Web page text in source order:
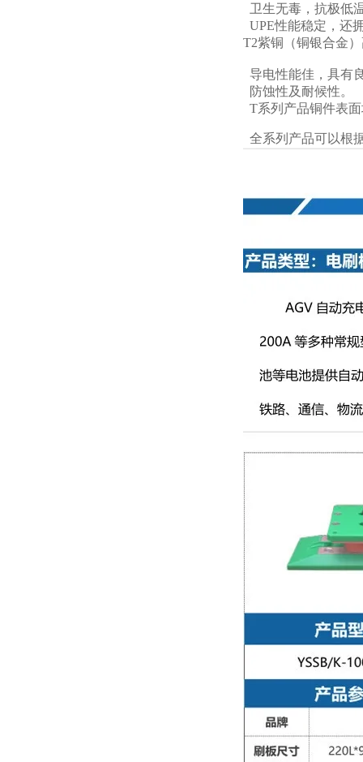
卫生无毒，抗极低
UPE性能稳定，还
T2紫铜（铜银合金
导电性能佳，具有
防蚀性及耐候性。
T系列产品铜件表
全系列产品可以根